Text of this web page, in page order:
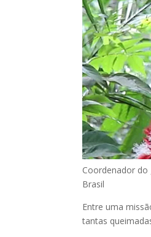
Coordenador do
Brasil
Entre uma
tantas